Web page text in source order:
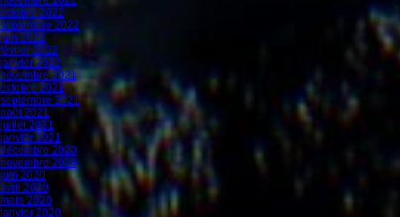
octobre 2022
septembre 2022
juin 2022
février 2022
janvier 2022
novembre 2021
octobre 2021
septembre 2021
août 2021
juillet 2021
janvier 2021
décembre 2020
novembre 2020
juin 2020
avril 2020
mars 2020
janvier 2020